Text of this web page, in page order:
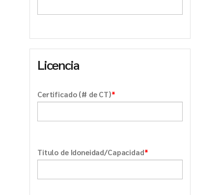
Licencia
Certificado (# de CT)*
Titulo de Idoneidad/Capacidad*